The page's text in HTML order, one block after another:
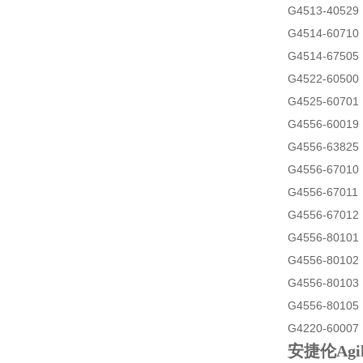
G4513-
G4514-
G4514-
G4522-
G4525-
G4556-
G4556-
G4556-
G4556-
G4556-
G4556-
G4556-
G4556-
G4556-
G4220-
安捷伦